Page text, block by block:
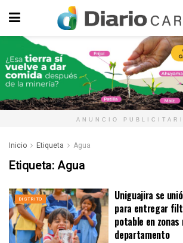
ANUNCIO
Inicio Etiqueta Agua
Etiqueta:Agua
DISTRITO
Uniguajira se
para entregar
potable en
departamento